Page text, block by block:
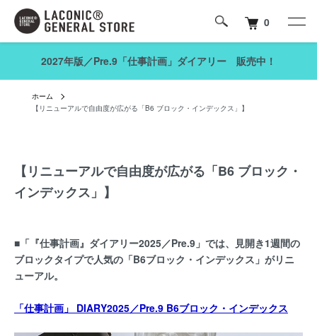
0
2027年版／Pre.9「仕事計画」ダイアリー 販売中！
ホーム
【リニューアルで自由度が広がる「B6 ブロック・インデックス」】
【リニューアルで自由度が広がる「B6 ブロック・
インデックス」】
■「『仕事計画』ダイアリー2025／Pre.9」では、見開き1週間の
ブロックタイプで人気の「B6ブロック・インデックス」がリニ
ューアル。
「仕事計画」 DIARY2025／Pre.9 B6ブロック・インデックス